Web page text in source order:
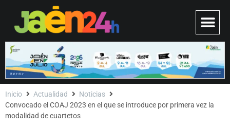
Inicio Actualidad
Noticias
Convocado el COAJ 2023 en el que se introduce por primera vez la
modalidad de cuartetos